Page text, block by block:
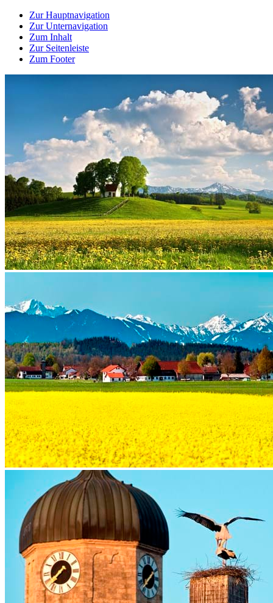
Zur Hauptnavigation
Zur Unternavigation
Zum Inhalt
Zur Seitenleiste
Zum Footer